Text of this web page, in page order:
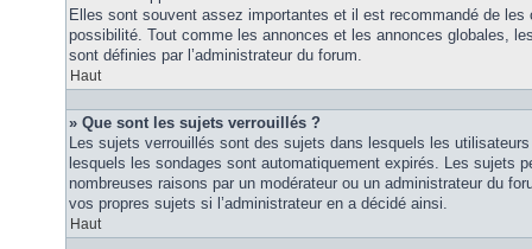
Elles sont souvent assez importantes et il est recommandé de
possibilité. Tout comme les annonces et les annonces globales,
sont définies par l’administrateur du forum.
Haut
» Que sont les sujets verrouillés ?
Les sujets verrouillés sont des sujets dans lesquels les
lesquels les sondages sont automatiquement expirés. Les sujets
nombreuses raisons par un modérateur ou un administrateur du
vos propres sujets si l’administrateur en a décidé ainsi.
Haut